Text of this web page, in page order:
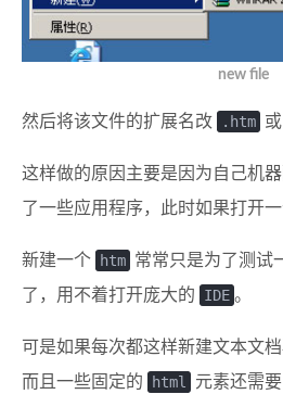
new file
然后将该文件的扩展名改 .htm 或
这样做的原因主要是因为自己机
了一些应用程序，此时如果打开
新建一个 htm 常常只是为了测试
了，用不着打开庞大的
IDE 。
可是如果每次都这样新建文本文
而且一些固定的
html 元素还需